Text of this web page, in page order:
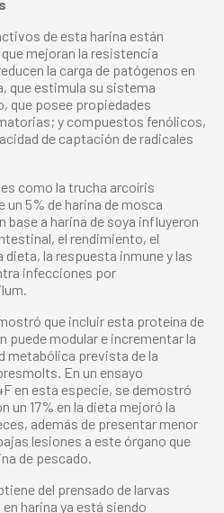
de esta harina están
mejoran la resistencia
la carga de patógenos en
que estimula su sistema
que posee propiedades
y compuestos fenólicos,
de captación de radicales
como la trucha arcoíris
un 5% de harina de mosca
base a harina de soya influyeron
el rendimiento, el
dieta, la respuesta inmune y las
infecciones por
que incluir esta proteína de
puede modular e incrementar la
metabólica prevista de la
En un ensayo
en esta especie, se demostró
un 17% en la dieta mejoró la
además de presentar menor
lesiones a este órgano que
de pescado.
del prensado de larvas
harina ya está siendo